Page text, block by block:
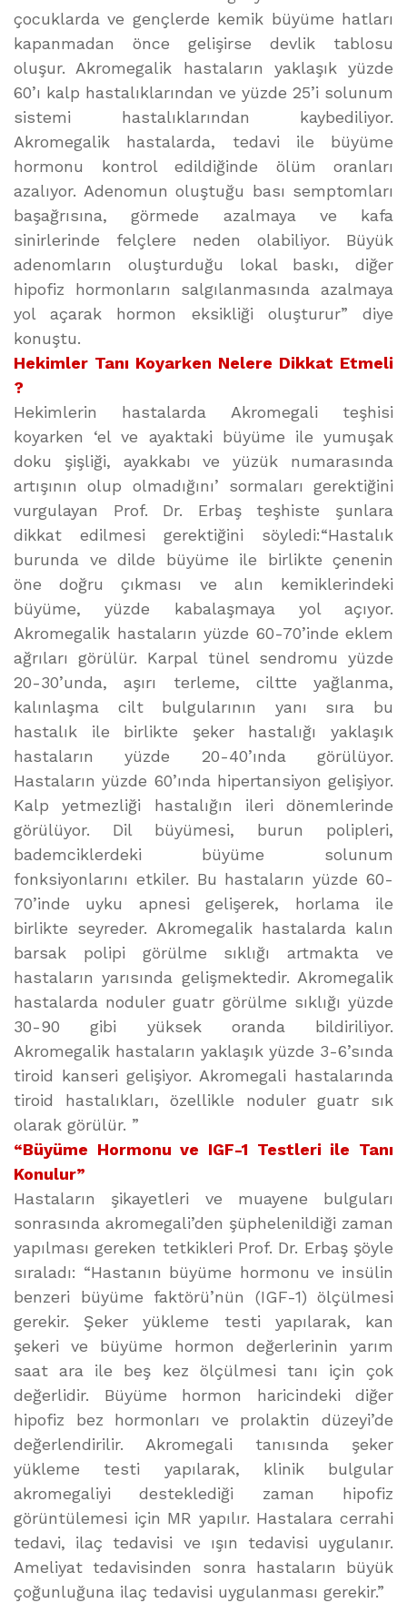
çocuklarda ve gençlerde kemik büyüme hatları
kapanmadan önce gelişirse devlik tablosu
oluşur. Akromegalik hastaların yaklaşık yüzde
60’ı kalp hastalıklarından ve yüzde 25’i solunum
sistemi hastalıklarından kaybediliyor.
Akromegalik hastalarda, tedavi ile büyüme
hormonu kontrol edildiğinde ölüm oranları
azalıyor. Adenomun oluştuğu bası semptomları
başağrısına, görmede azalmaya ve kafa
sinirlerinde felçlere neden olabiliyor. Büyük
adenomların oluşturduğu lokal baskı, diğer
hipofiz hormonların salgılanmasında azalmaya
yol açarak hormon eksikliği oluşturur” diye
konuştu.
Hekimler Tanı Koyarken Nelere Dikkat Etmeli
?
Hekimlerin hastalarda Akromegali teşhisi
koyarken ‘el ve ayaktaki büyüme ile yumuşak
doku şişliği, ayakkabı ve yüzük numarasında
artışının olup olmadığını’ sormaları gerektiğini
vurgulayan Prof. Dr. Erbaş teşhiste şunlara
dikkat edilmesi gerektiğini söyledi:“Hastalık
burunda ve dilde büyüme ile birlikte çenenin
öne doğru çıkması ve alın kemiklerindeki
büyüme, yüzde kabalaşmaya yol açıyor.
Akromegalik hastaların yüzde 60-70’inde eklem
ağrıları görülür. Karpal tünel sendromu yüzde
20-30’unda, aşırı terleme, ciltte yağlanma,
kalınlaşma cilt bulgularının yanı sıra bu
hastalık ile birlikte şeker hastalığı yaklaşık
hastaların yüzde 20-40’ında görülüyor.
Hastaların yüzde 60’ında hipertansiyon gelişiyor.
Kalp yetmezliği hastalığın ileri dönemlerinde
görülüyor. Dil büyümesi, burun polipleri,
bademciklerdeki büyüme solunum
fonksiyonlarını etkiler. Bu hastaların yüzde 60-
70’inde uyku apnesi gelişerek, horlama ile
birlikte seyreder. Akromegalik hastalarda kalın
barsak polipi görülme sıklığı artmakta ve
hastaların yarısında gelişmektedir. Akromegalik
hastalarda noduler guatr görülme sıklığı yüzde
30-90 gibi yüksek oranda bildiriliyor.
Akromegalik hastaların yaklaşık yüzde 3-6’sında
tiroid kanseri gelişiyor. Akromegali hastalarında
tiroid hastalıkları, özellikle noduler guatr sık
olarak görülür. ”
“Büyüme Hormonu ve IGF-1 Testleri ile Tanı
Konulur”
Hastaların şikayetleri ve muayene bulguları
sonrasında akromegali’den şüphelenildiği zaman
yapılması gereken tetkikleri Prof. Dr. Erbaş şöyle
sıraladı: “Hastanın büyüme hormonu ve insülin
benzeri büyüme faktörü’nün (IGF-1) ölçülmesi
gerekir. Şeker yükleme testi yapılarak, kan
şekeri ve büyüme hormon değerlerinin yarım
saat ara ile beş kez ölçülmesi tanı için çok
değerlidir. Büyüme hormon haricindeki diğer
hipofiz bez hormonları ve prolaktin düzeyi’de
değerlendirilir. Akromegali tanısında şeker
yükleme testi yapılarak, klinik bulgular
akromegaliyi desteklediği zaman hipofiz
görüntülemesi için MR yapılır. Hastalara cerrahi
tedavi, ilaç tedavisi ve ışın tedavisi uygulanır.
Ameliyat tedavisinden sonra hastaların büyük
çoğunluğuna ilaç tedavisi uygulanması gerekir.”